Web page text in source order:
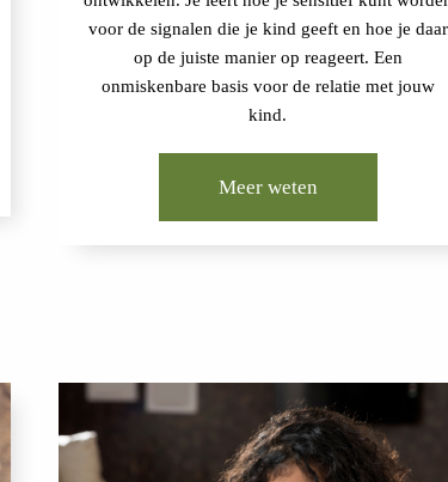
voor de signalen die je kind geeft en hoe je daar
op de juiste manier op reageert. Een
onmiskenbare basis voor de relatie met jouw
kind.
Meer weten